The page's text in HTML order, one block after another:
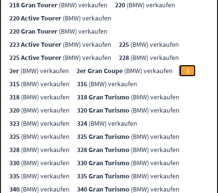
218 Gran Tourer (BMW) verkaufen 220 (BMW) verkaufen
220 Active Tourer (BMW) verkaufen
220 Gran Tourer (BMW) verkaufen
223 Active Tourer (BMW) verkaufen 225 (BMW) verkaufen
225 Active Tourer (BMW) verkaufen 228 (BMW) verkaufen
2er (BMW) verkaufen 2er Gran Coupe (BMW) verkaufen
3
315 (BMW) verkaufen 316 (BMW) verkaufen
318 (BMW) verkaufen 318 Gran Turismo (BMW) verkaufen
320 (BMW) verkaufen 320 Gran Turismo (BMW) verkaufen
323 (BMW) verkaufen 324 (BMW) verkaufen
325 (BMW) verkaufen 325 Gran Turismo (BMW) verkaufen
328 (BMW) verkaufen 328 Gran Turismo (BMW) verkaufen
330 (BMW) verkaufen 330 Gran Turismo (BMW) verkaufen
335 (BMW) verkaufen 335 Gran Turismo (BMW) verkaufen
340 (BMW) verkaufen 340 Gran Turismo (BMW) verkaufen